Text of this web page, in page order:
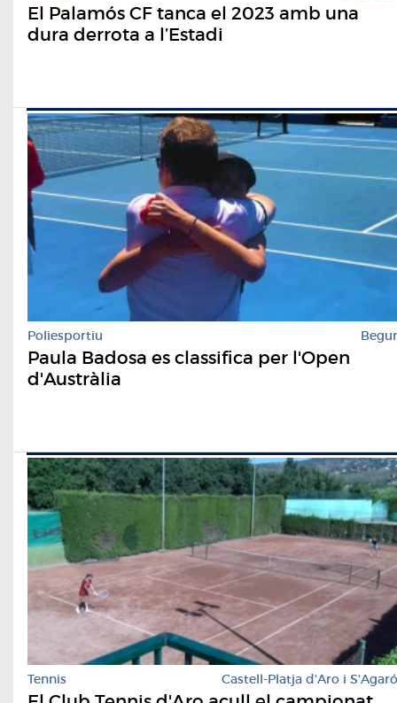
El Palamós CF tanca el 2023 amb una
dura derrota a l’Estadi
Poliesportiu Begur
Paula Badosa es classifica per l'Open
d'Austràlia
Tennis Castell-Platja d'Aro i S'Agaró